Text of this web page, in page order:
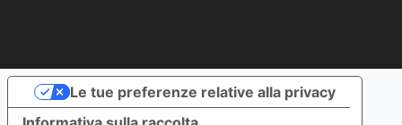
Le tue preferenze relative alla privacy